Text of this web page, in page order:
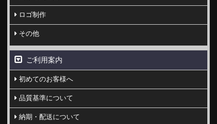
ロゴ制作
その他
ご利用案内
初めてのお客様へ
品質基準について
納期・配送について